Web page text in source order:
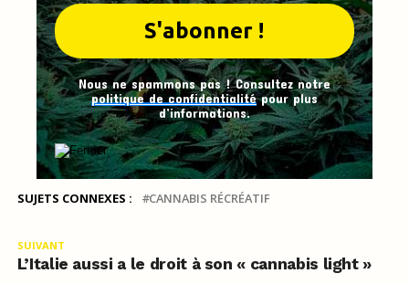
Nous ne spammons pas ! Consultez notre
politique de confidentialitépour plus
d’informations.
SUJETS CONNEXES : CANNABIS RÉCRÉATIF
SUIVANT
L’Italie aussi a le droit à son « cannabis light »